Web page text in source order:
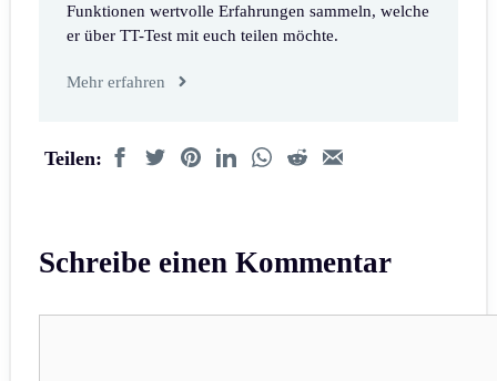
Funktionen wertvolle Erfahrungen sammeln, welche
er über TT-Test mit euch teilen möchte.
Mehr erfahren
Teilen:
Schreibe einen Kommentar